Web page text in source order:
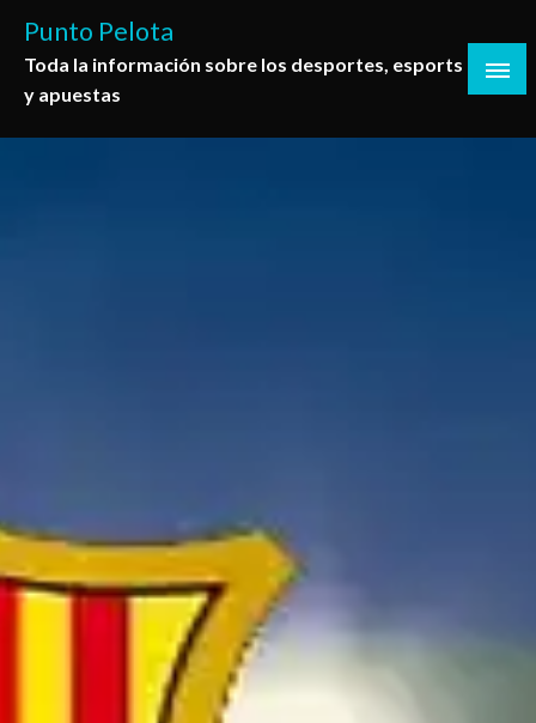
contenido
Punto Pelota
Toda la información sobre los desportes, esports
y apuestas